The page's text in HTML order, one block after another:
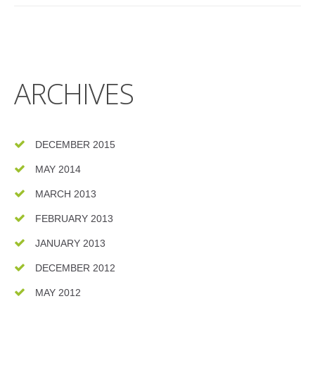
ARCHIVES
DECEMBER 2015
MAY 2014
MARCH 2013
FEBRUARY 2013
JANUARY 2013
DECEMBER 2012
MAY 2012